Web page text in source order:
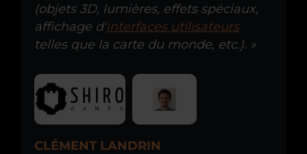
(objets 3D, lumières, effets spéciaux,
affichage d'interfaces utilisateurs
telles que la carte du monde, etc.). »
CLÉMENT LANDRIN